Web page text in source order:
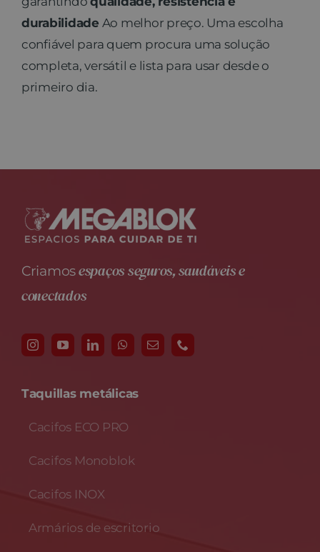
durabilidade Ao melhor preço. Uma escolha
confiável para quem procura uma solução
completa, versátil e lista para usar desde o
primeiro dia.
Criamosespaços seguros, saudáveis e
conectados
Taquillas metálicas
Cacifos ECO PRO
Cacifos Monoblok
Cacifos INOX
Armários de escritorio